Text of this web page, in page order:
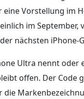
eine Vorstellung im
im September,
nächsten iPhone-
Ultra nennt oder
offen. Der Code
die